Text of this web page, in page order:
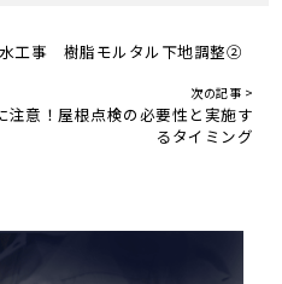
工事 樹脂モルタル下地調整②
次の記事 >
意！屋根点検の必要性と実施す
るタイミング